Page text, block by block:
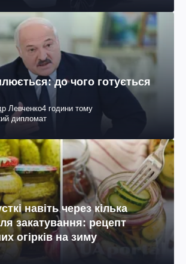
до чого готується
Левченко4 години тому
дипломат
навіть через кілька
закатування: рецепт
огірків на зиму